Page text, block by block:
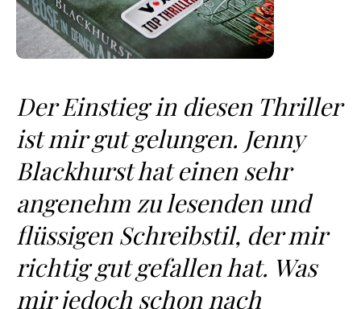
Der Einstieg in diesen Thriller
ist mir gut gelungen. Jenny
Blackhurst hat einen sehr
angenehm zu lesenden und
flüssigen Schreibstil, der mir
richtig gut gefallen hat. Was
mir jedoch schon nach